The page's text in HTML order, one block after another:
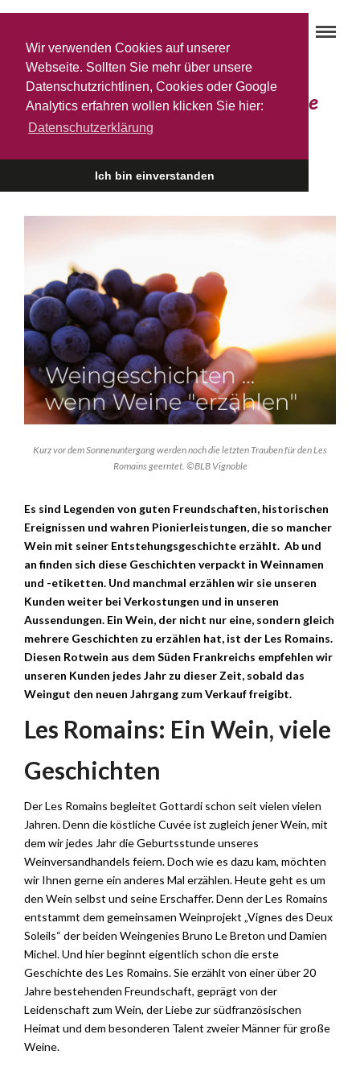
Wir verwenden Cookies auf unserer
Webseite. Sollten Sie mehr über unsere
Datenschutzrichtlinen, Cookies oder Google
Analytics erfahren wollen klicken Sie hier:
Datenschutzerklärung
Ich bin einverstanden
Weingeschichten … wenn Weine
„erzählen“
Kurz vor dem Sonnenuntergang werden noch die letzten Trauben für den Les
Romains geerntet. ©BLB Vignoble
Es sind Legenden von guten Freundschaften, historischen
Ereignissen und wahren Pionierleistungen, die so mancher
Wein mit seiner Entstehungsgeschichte erzählt. Ab und
an finden sich diese Geschichten verpackt in Weinnamen
und -etiketten. Und manchmal erzählen wir sie unseren
Kunden weiter bei Verkostungen und in unseren
Aussendungen. Ein Wein, der nicht nur eine, sondern gleich
mehrere Geschichten zu erzählen hat, ist der Les Romains.
Diesen Rotwein aus dem Süden Frankreichs empfehlen wir
unseren Kunden jedes Jahr zu dieser Zeit, sobald das
Weingut den neuen Jahrgang zum Verkauf freigibt.
Les Romains: Ein Wein, viele
Geschichten
Der Les Romains begleitet Gottardi schon seit vielen vielen
Jahren. Denn die köstliche Cuvée ist zugleich jener Wein, mit
dem wir jedes Jahr die Geburtsstunde unseres
Weinversandhandels feiern. Doch wie es dazu kam, möchten
wir Ihnen gerne ein anderes Mal erzählen. Heute geht es um
den Wein selbst und seine Erschaffer. Denn der Les Romains
entstammt dem gemeinsamen Weinprojekt „Vignes des Deux
Soleils“ der beiden Weingenies Bruno Le Breton und Damien
Michel. Und hier beginnt eigentlich schon die erste
Geschichte des Les Romains. Sie erzählt von einer über 20
Jahre bestehenden Freundschaft, geprägt von der
Leidenschaft zum Wein, der Liebe zur südfranzösischen
Heimat und dem besonderen Talent zweier Männer für große
Weine.